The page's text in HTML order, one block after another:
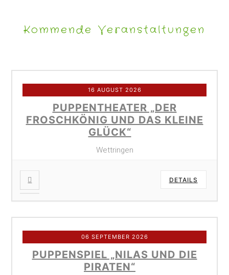
Kommende Veranstaltungen
16 AUGUST 2026
PUPPENTHEATER „DER
FROSCHKÖNIG UND DAS KLEINE
GLÜCK“
Wettringen
DETAILS
06 SEPTEMBER 2026
PUPPENSPIEL „NILAS UND DIE
PIRATEN“